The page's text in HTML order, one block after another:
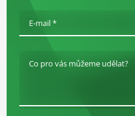
E-mail *
Co pro vás můžeme udělat?